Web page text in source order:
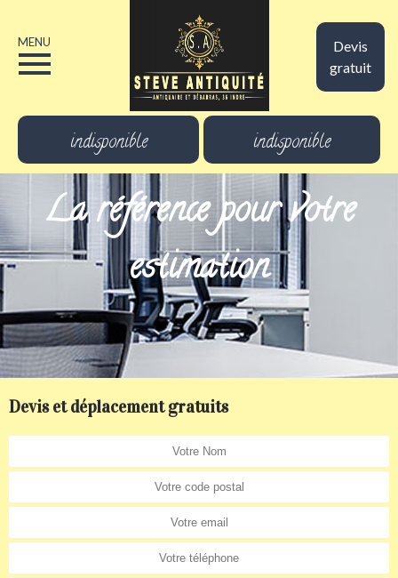
Devis
gratuit
MENU
indisponible indisponible
La référence pour votre
estimation
Devis et déplacement gratuits